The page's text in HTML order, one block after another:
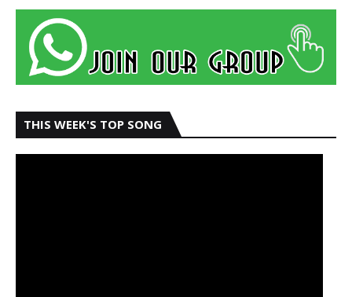
THIS WEEK'S TOP SONG